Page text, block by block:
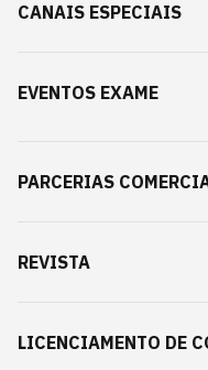
CANAIS ESPECIAIS
EVENTOS EXAME
PARCERIAS
REVISTA
LICENCIAMENTO DE